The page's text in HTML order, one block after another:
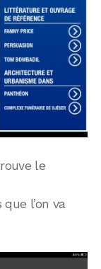
le
l’on va